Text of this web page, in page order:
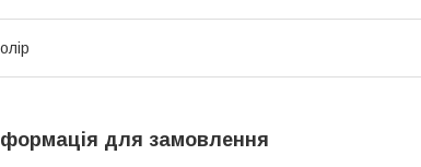
для замовлення